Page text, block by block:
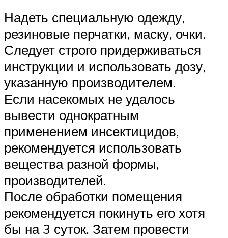
Надеть специальную одежду,
резиновые перчатки, маску, очки.
Следует строго придерживаться
инструкции и использовать дозу,
указанную производителем.
Если насекомых не удалось
вывести однократным
применением инсектицидов,
рекомендуется использовать
вещества разной формы,
производителей.
После обработки помещения
рекомендуется покинуть его хотя
бы на 3 суток. Затем провести